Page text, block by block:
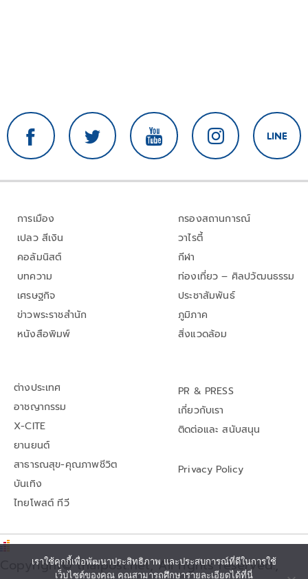
การเมือง
เปลว สีเงิน
คอลัมนิสต์
บทความ
เศรษฐกิจ
ข่าวพระราชสำนัก
หนังสือพิมพ์
กรองสถานการณ์
วาไรตี้
กีฬา
ท่องเที่ยว – ศิลปวัฒนธรรม
ประชาสัมพันธ์
ภูมิภาค
สิ่งแวดล้อม
ต่างประเทศ
อาชญากรรม
X-CITE
ยานยนต์
สาธารณสุข-คุณภาพชีวิต
บันเทิง
ไทยโพสต์ ทีวี
PR & PRESS
เกี่ยวกับเรา
ติดต่อและ สนับสนุน
Privacy Policy
Copyright© thaipost.net, All rights reserved.,
เราใช้คุกกี้เพื่อพัฒนาประสิทธิภาพ และประสบการณ์ที่ดีในการใช้
เว็บไซต์ของคุณ คุณสามารถศึกษารายละเอียดได้ที่นี่